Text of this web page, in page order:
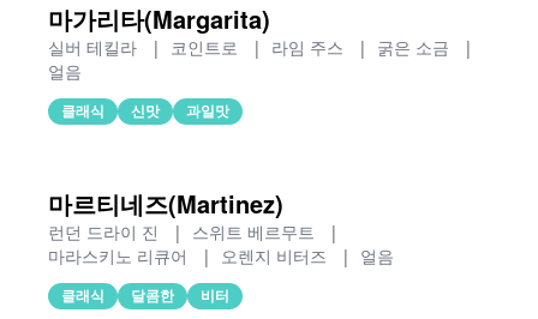
마가리타(Margarita)
실버 테킬라 | 코인트로 | 라임 주스 | 굵은 소금
|
얼음
클래식 신맛 과일맛
마르티네즈(Martinez)
런던 드라이 진 | 스위트 베르무트
|
마라스키노 리큐어
| 오렌지 비터즈 | 얼음
클래식 달콤한 비터